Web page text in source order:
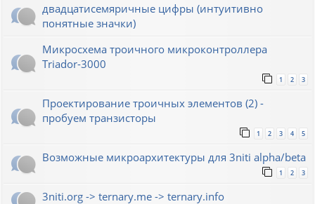
двадцатисемяричные цифры (интуитивно
понятные значки)
Микросхема троичного микроконтроллера
Triador-3000
1 2 3
Проектирование троичных элементов (2) -
пробуем транзисторы
1 2 3 4 5
Возможные микроархитектуры для 3niti alpha/beta
1 2 3
3niti.org -> ternary.me -> ternary.info